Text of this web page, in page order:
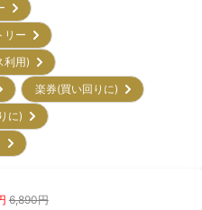
リー
利用)
楽券(買い回りに)
りに)
)
6,890円